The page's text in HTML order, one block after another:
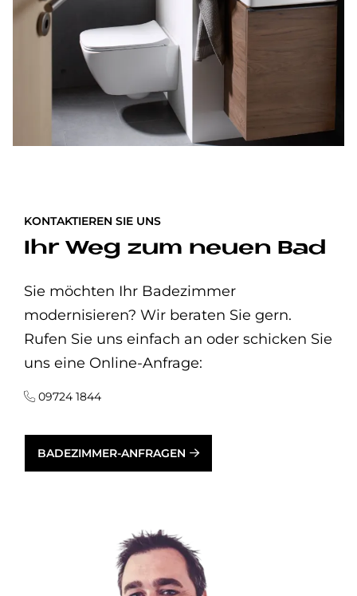
KONTAKTIEREN SIE UNS
Ihr Weg zum neuen Bad
Sie möchten Ihr Badezimmer
modernisieren? Wir beraten Sie gern.
Rufen Sie uns einfach an oder schicken Sie
uns eine Online-Anfrage:
09724 1844
BADEZIMMER-ANFRAGEN